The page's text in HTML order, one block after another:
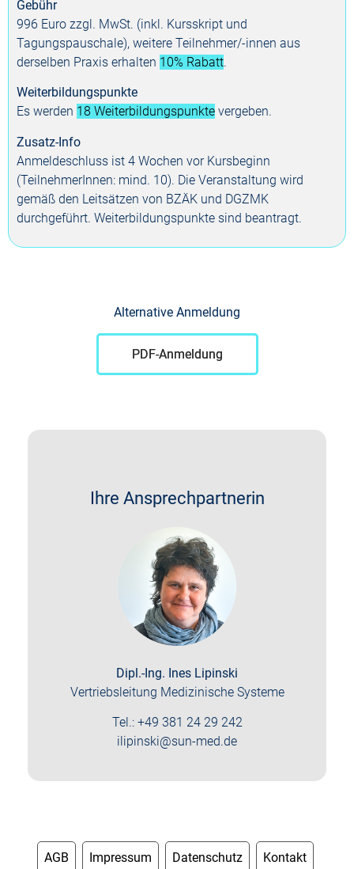
Gebühr
996 Euro zzgl. MwSt. (inkl. Kursskript und
Tagungspauschale), weitere Teilnehmer/-innen aus
derselben Praxis erhalten 10% Rabatt.
Weiterbildungspunkte
Es werden 18 Weiterbildungs­punkte vergeben.
Zusatz-Info
Anmeldeschluss ist 4 Wochen vor Kursbeginn
(TeilnehmerInnen: mind. 10). Die Veranstaltung wird
gemäß den Leitsätzen von BZÄK und DGZMK
durchgeführt. Weiterbildungspunkte sind beantragt.
Alternative Anmeldung
PDF-Anmeldung
Ihre Ansprechpartnerin
Dipl.-Ing. Ines Lipinski
Vertriebsleitung Medizinische Systeme
Tel.: +49 381 24 29 242
ilipinski@sun-med.de
AGB Impressum Datenschutz Kontakt